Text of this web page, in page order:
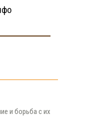
и борьба с их